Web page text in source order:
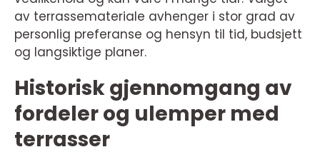
av terrassemateriale avhenger i stor grad av
personlig preferanse og hensyn til tid, budsjett
og langsiktige planer.
Historisk gjennomgang av
fordeler og ulemper med
terrasser